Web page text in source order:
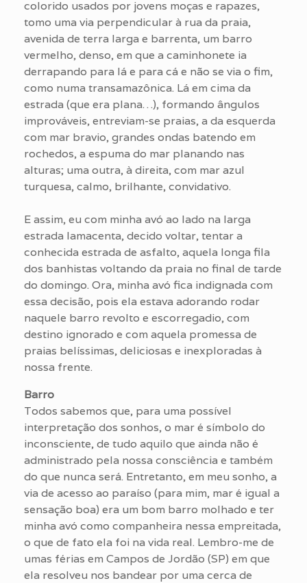
colorido usados por jovens moças e rapazes,
tomo uma via perpendicular à rua da praia,
avenida de terra larga e barrenta, um barro
vermelho, denso, em que a caminhonete ia
derrapando para lá e para cá e não se via o fim,
como numa transamazônica. Lá em cima da
estrada (que era plana…), formando ângulos
improváveis, entreviam-se praias, a da esquerda
com mar bravio, grandes ondas batendo em
rochedos, a espuma do mar planando nas
alturas; uma outra, à direita, com mar azul
turquesa, calmo, brilhante, convidativo.
E assim, eu com minha avó ao lado na larga
estrada lamacenta, decido voltar, tentar a
conhecida estrada de asfalto, aquela longa fila
dos banhistas voltando da praia no final de tarde
do domingo. Ora, minha avó fica indignada com
essa decisão, pois ela estava adorando rodar
naquele barro revolto e escorregadio, com
destino ignorado e com aquela promessa de
praias belíssimas, deliciosas e inexploradas à
nossa frente.
Barro
Todos sabemos que, para uma possível
interpretação dos sonhos, o mar é símbolo do
inconsciente, de tudo aquilo que ainda não é
administrado pela nossa consciência e também
do que nunca será. Entretanto, em meu sonho, a
via de acesso ao paraíso (para mim, mar é igual a
sensação boa) era um bom barro molhado e ter
minha avó como companheira nessa empreitada,
o que de fato ela foi na vida real. Lembro-me de
umas férias em Campos de Jordão (SP) em que
ela resolveu nos bandear por uma cerca de